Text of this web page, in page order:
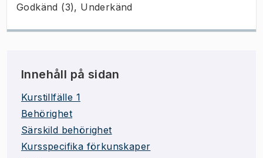
Godkänd (3), Underkänd
Innehåll på sidan
Kurstillfälle 1
Behörighet
Särskild behörighet
Kursspecifika förkunskaper